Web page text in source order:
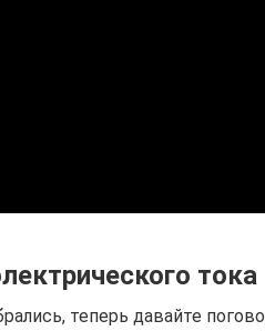
тока
теперь давайте